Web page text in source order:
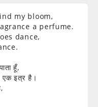
my bloom,
a perfume.
dance,
हूँ,
एक इत्र है।